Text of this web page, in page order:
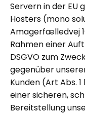
Servern in der EU
Hosters (mono
Amagerfælledvej
Rahmen einer
DSGVO zum
gegenüber
Kunden (Art Abs.
einer sicheren,
Bereitstellung